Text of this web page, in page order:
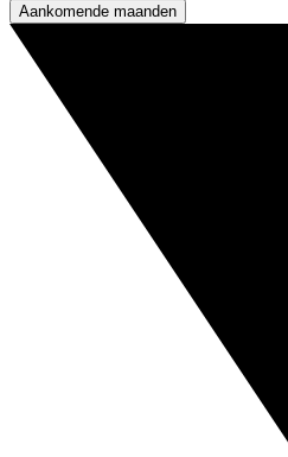
Aankomende maanden